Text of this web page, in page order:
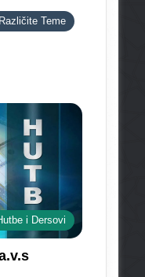
Različite Teme
i Dersovi